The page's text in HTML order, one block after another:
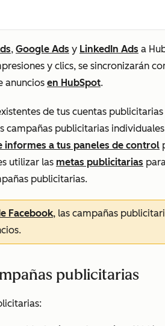
, Google Ads y LinkedIn Ads a
y clics, se sincronizarán
anuncios en HubSpot.
de tus cuentas publicitarias
publicitarias
informes a tus paneles de control
utilizar las metas publicitarias
publicitarias.
Facebook, las campañas
publicitarias